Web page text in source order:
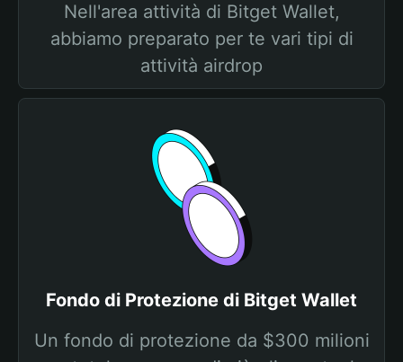
Nell'area attività di Bitget Wallet,
abbiamo preparato per te vari tipi di
attività airdrop
Fondo di Protezione di Bitget Wallet
Un fondo di protezione da $300 milioni